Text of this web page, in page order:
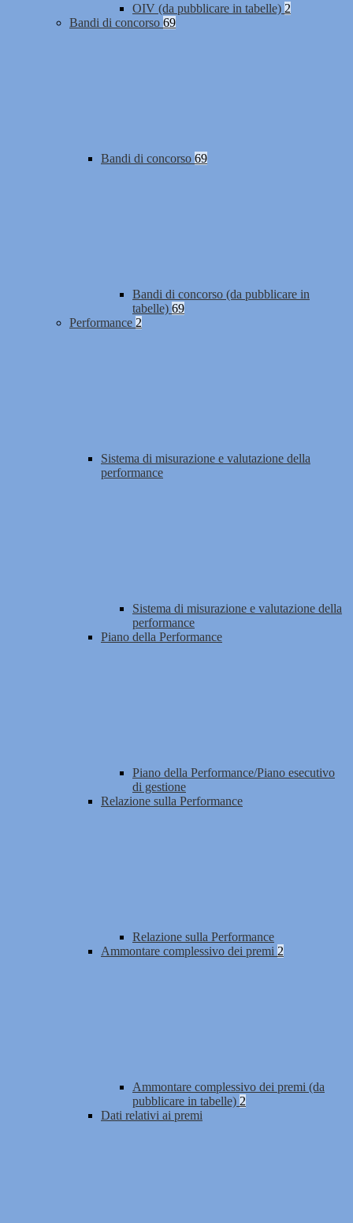
OIV (da pubblicare in tabelle) 2
Bandi di concorso 69
Bandi di concorso 69
Bandi di concorso (da pubblicare in
tabelle) 69
Performance 2
Sistema di misurazione e valutazione della
performance
Sistema di misurazione e valutazione della
performance
Piano della Performance
Piano della Performance/Piano esecutivo
di gestione
Relazione sulla Performance
Relazione sulla Performance
Ammontare complessivo dei premi 2
Ammontare complessivo dei premi (da
pubblicare in tabelle) 2
Dati relativi ai premi